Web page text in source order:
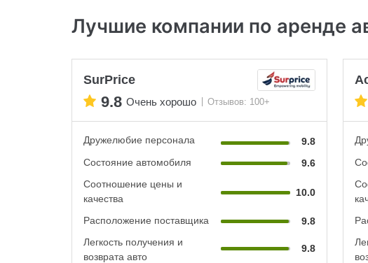
Лучшие компании по аренде
SurPrice
9.8 Очень хорошо Отзывов: 100+
Дружелюбие персонала
9.8
Состояние автомобиля
9.6
Соотношение цены и
качества
10.0
Расположение поставщика
9.8
Легкость получения и
возврата авто
9.8